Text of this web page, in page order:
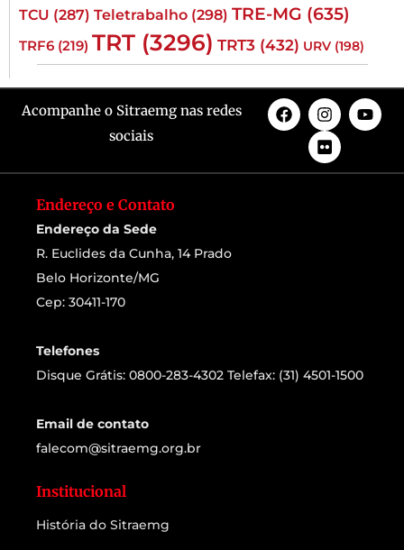
TCU (287) Teletrabalho (298) TRE-MG (635)
TRF6 (219) TRT (3296) TRT3 (432) URV (198)
Acompanhe o Sitraemg nas redes
sociais
Endereço e Contato
Endereço da Sede
R. Euclides da Cunha, 14 Prado
Belo Horizonte/MG
Cep: 30411-170
Telefones
Disque Grátis: 0800-283-4302 Telefax: (31) 4501-1500
Email de contato
falecom@sitraemg.org.br
Institucional
História do Sitraemg